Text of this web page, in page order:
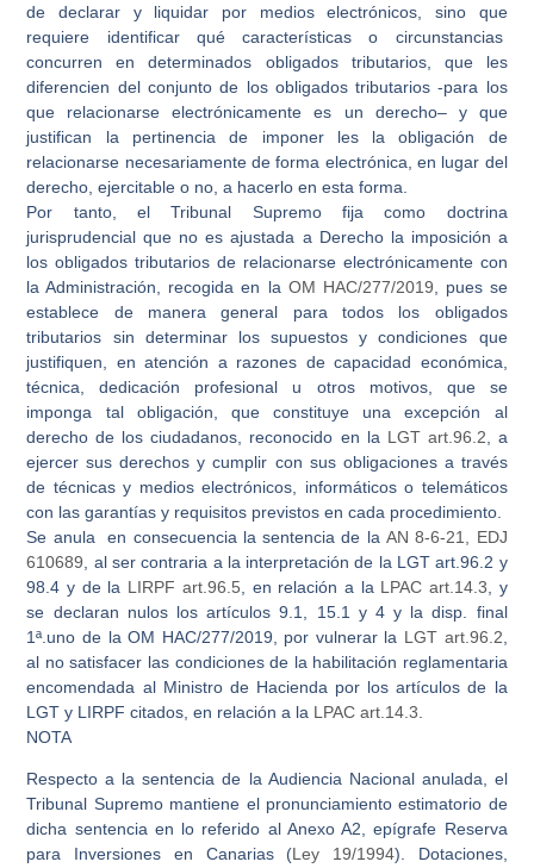
de declarar y liquidar por medios electrónicos, sino que
requiere identificar quécaracterísticas o circunstancias
concurren en determinados obligados tributarios, que les
diferencien del conjunto de los obligados tributarios -para los
que relacionarse electrónicamente es un derecho– y que
justifican la pertinencia de imponer les la obligación de
relacionarse necesariamente de forma electrónica, en lugar del
derecho, ejercitable o no, a hacerlo en esta forma.
Por tanto, el Tribunal Supremo fija como doctrina
jurisprudencial que no es ajustada a Derecho la imposición a
los obligados tributarios de relacionarse electrónicamente con
la Administración, recogida en la OM HAC/277/2019 , pues se
establece de manera general para todos los obligados
tributarios sin determinar los supuestos y condiciones que
justifiquen, en atención a razones de capacidad económica,
técnica, dedicación profesional u otros motivos, que se
imponga tal obligación, que constituye una excepción al
derecho de los ciudadanos, reconocido en la LGT art.96.2 , a
ejercer sus derechos y cumplir con sus obligaciones a través
de técnicas y medios electrónicos, informáticos o telemáticos
con las garantías y requisitos previstos en cada procedimiento.
Se anula en consecuencia la sentencia de laAN 8-6-21, EDJ
610689 , al ser contraria a la interpretación de la LGT art.96.2 y
98.4 y de la LIRPF art.96.5 , en relación a la LPAC art.14.3 , y
se declaran nuloslosartículos 9.1, 15.1 y 4 y la disp. final
1ª.uno de la OM HAC/277/2019 , por vulnerar la LGT art.96.2
al no satisfacer las condiciones de la habilitación reglamentaria
encomendada al Ministro de Hacienda por los artículos de la
LGT y LIRPF citados, en relación a la LPAC art.14.3
NOTA
Respecto a la sentencia de la Audiencia Nacional anulada, el
Tribunal Supremo mantiene el pronunciamiento estimatorio de
dicha sentencia en lo referido al Anexo A2, epígrafe Reserva
para Inversiones en Canarias (Ley 19/1994). Dotaciones,